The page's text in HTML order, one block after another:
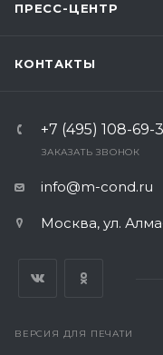
ПРЕСС-ЦЕНТР
КОНТАКТЫ
+7 (495) 108-69-
ЗАКАЗАТЬ ЗВОНОК
info@m-cond.ru
Москва, ул.
ВЕРСИЯ ДЛЯ ПЕЧАТИ